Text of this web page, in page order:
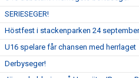
SERIESEGER!
Höstfest i stackenparken 24 september
U16 spelare får chansen med herrlaget
Derbyseger!